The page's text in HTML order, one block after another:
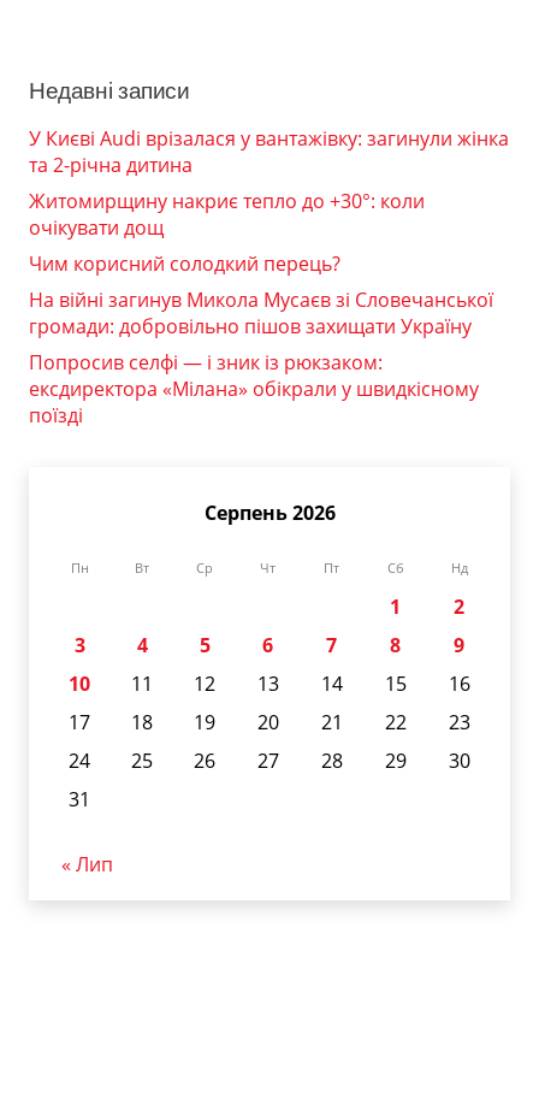
Недавні записи
У Києві Audi врізалася у вантажівку: загинули жінка
та 2-річна дитина
Житомирщину накриє тепло до +30°: коли
очікувати дощ
Чим корисний солодкий перець?
На війні загинув Микола Мусаєв зі Словечанської
громади: добровільно пішов захищати Україну
Попросив селфі — і зник із рюкзаком:
ексдиректора «Мілана» обікрали у швидкісному
поїзді
Серпень 2026
Пн Вт Ср Чт Пт Сб Нд
1
2
3
4 5 6 7 8
9
10
11 12 13 14 15
16
17
18 19 20 21 22
23
24
25 26 27 28 29
30
31
« Лип